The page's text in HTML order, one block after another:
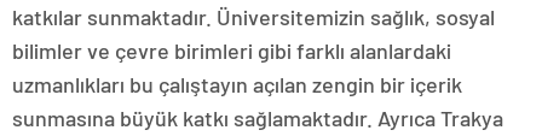
katkılar sunmaktadır. Üniversitemizin sağlık, sosyal
bilimler ve çevre birimleri gibi farklı alanlardaki
uzmanlıkları bu çalıştayın açılan zengin bir içerik
sunmasına büyük katkı sağlamaktadır. Ayrıca Trakya